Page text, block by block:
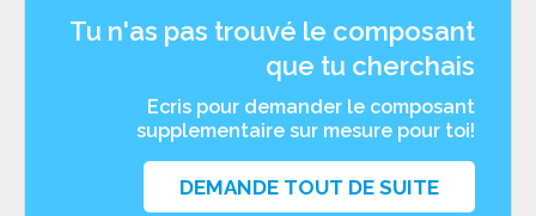
Tu n'as pas trouvé le composant
que tu cherchais
Ecris pour demander le composant
supplementaire sur mesure pour toi!
DEMANDE TOUT DE SUITE